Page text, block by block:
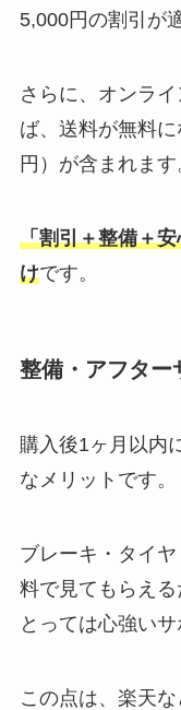
5,000円の割引が
さらに、オンラ
ば、送料が無料
円）が含まれます
「割引＋整備＋
けです。
整備・アフター
購入後1ヶ月以内
なメリットです。
ブレーキ・タイ
料で見てもらえ
とっては心強いサ
この点は、楽天